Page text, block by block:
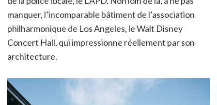
manquer, l’incomparable bâtiment de l’association
philharmonique de Los Angeles, le Walt Disney
Concert Hall, qui impressionne réellement par son
architecture.